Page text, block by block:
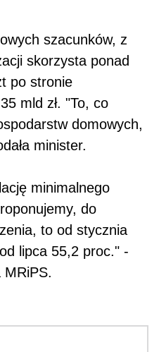
szacunków, z
skorzysta ponad
po stronie
mld zł. "To, co
domowych,
minister.
minimalnego
do
to od stycznia
lipca 55,2 proc." -
MRiPS.